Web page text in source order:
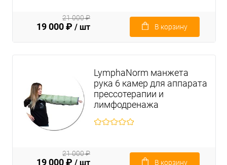
19 000 ₽ / шт
21 000 ₽
В корзину
LymphaNorm манжета
рука 6 камер для аппарата
прессотерапии и
лимфодренажа
19 000 ₽ / шт
21 000 ₽
В корзину